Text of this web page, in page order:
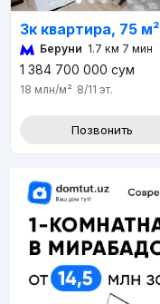
3к квартира, 75 м²
Беруни 1.7 км 7 мин
1 384 700 000 сум
18 млн/м² 8/11 эт.
Позвонить